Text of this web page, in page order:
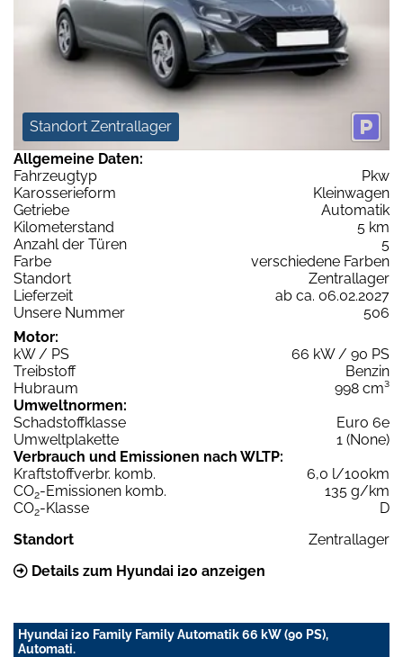
Standort Zentrallager
Allgemeine Daten:
Fahrzeugtyp
Pkw
Karosserieform
Kleinwagen
Getriebe
Automatik
Kilometerstand
5 km
Anzahl der Türen
5
Farbe
verschiedene Farben
Standort
Zentrallager
Lieferzeit
ab ca. 06.02.2027
Unsere Nummer
506
Motor:
kW / PS
66 kW / 90 PS
Treibstoff
Benzin
Hubraum
998 cm³
Umweltnormen:
Schadstoffklasse
Euro 6e
Umweltplakette
1 (None)
Verbrauch und Emissionen nach WLTP:
Kraftstoffverbr. komb.
6,0 l/100km
CO2-Emissionen komb.
135 g/km
CO2-Klasse
D
Standort
Zentrallager
Details zum Hyundai i20 anzeigen
Hyundai i20 Family Family Automatik 66 kW (90 PS),
Automati.